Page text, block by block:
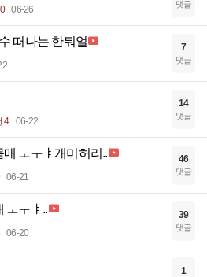
06-26 댓글
떠나는 한둬얼 7
댓글
4 06-22
14
댓글
매 ㅗㅜㅑ개미허리..
06-21
46
댓글
ㅗㅜㅑ..
06-20
39
댓글
1